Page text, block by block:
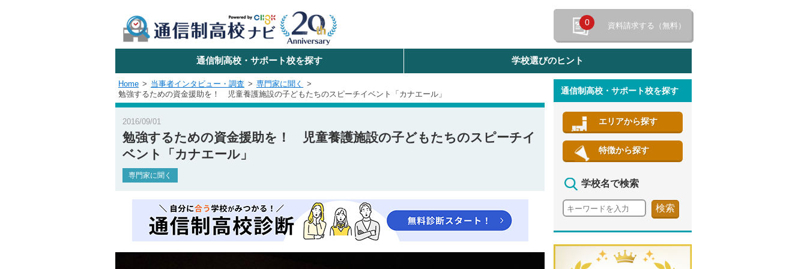
0 資料請求する（無料）
学校名で探す
検索
エリアから探す 特徴から探す
エリアを選択して探す
関東
東海
中国
九州・沖縄
通信制高校・サポート校を探す 学校選びのヒント
Home 当事者インタビュー・調査
専門家に聞く
勉強するための資金援助を！ 児童養護施設の子どもたちのスピーチイベント「カナエール」
2016/09/01
勉強するための資金援助を！ 児童養護施設の子どもたちのスピーチイ
ベント「カナエール」
専門家に聞く
通信制高校・サポート校を探す
エリアから探す
特徴から探す
学校名で検索